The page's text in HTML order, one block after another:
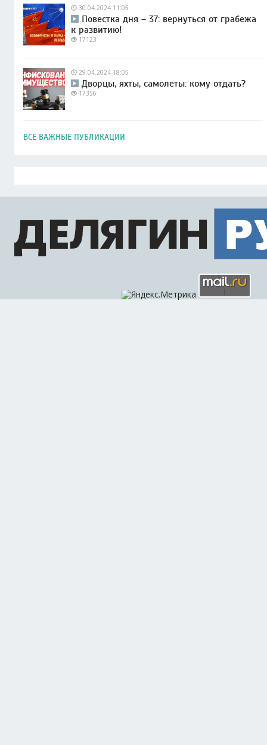
30.04.2024 11:05
Повестка дня – 37: вернуться от грабежа
к развитию!
17123
29.04.2024 18:05
Дворцы, яхты, самолеты: кому отдать?
17356
ВСЕ ВАЖНЫЕ ПУБЛИКАЦИИ